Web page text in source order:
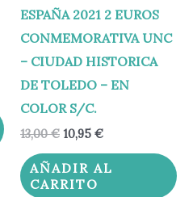
ESPAÑA 2021 2 EUROS
CONMEMORATIVA UNC
– CIUDAD HISTORICA
DE TOLEDO – EN
COLOR S/C.
13,00€ 10,95 €
AÑADIR AL
CARRITO